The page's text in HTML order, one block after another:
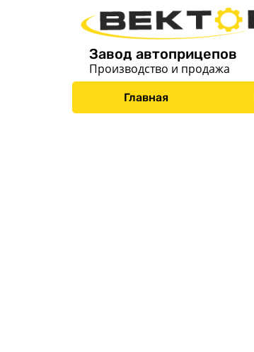
Завод автоприцепов
Производство и продажа
Главная